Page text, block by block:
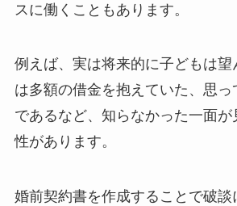
スに働くこともあります。
例えば、実は将来的に子どもは望
は多額の借金を抱えていた、思っ
であるなど、知らなかった一面
性があります。
婚前契約書を作成することで破